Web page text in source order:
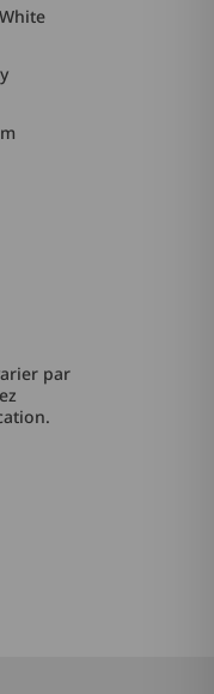
par